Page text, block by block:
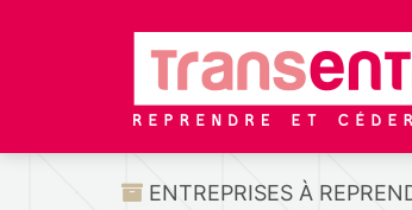
ENTREPRISES À